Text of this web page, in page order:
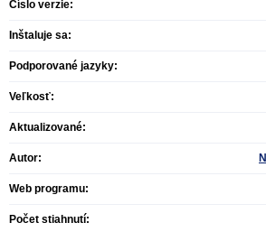
Číslo verzie:
Inštaluje sa:
Podporované jazyky:
Veľkosť:
Aktualizované:
Autor:
Web programu:
Počet stiahnutí: